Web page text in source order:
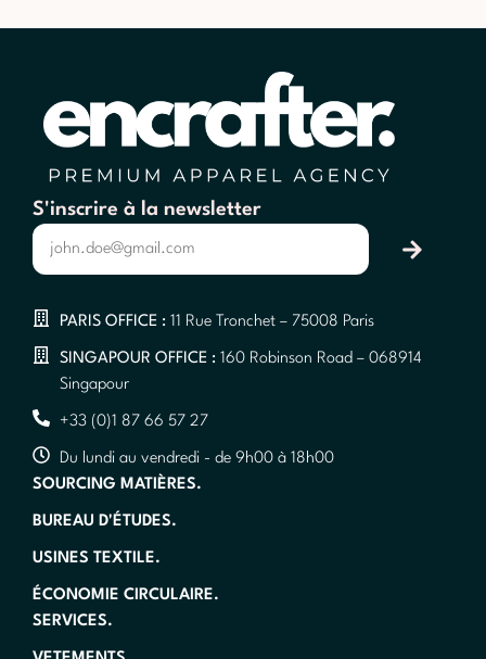
S'inscrire à la newsletter
PARIS OFFICE : 11 Rue Tronchet – 75008 Paris
SINGAPOUR OFFICE : 160 Robinson Road – 068914
Singapour
+33 (0)1 87 66 57 27
Du lundi au vendredi - de 9h00 à 18h00
SOURCING MATIÈRES.
BUREAU D'ÉTUDES.
USINES TEXTILE.
ÉCONOMIE CIRCULAIRE.
SERVICES.